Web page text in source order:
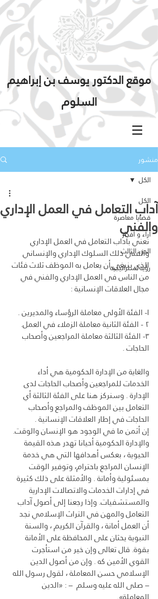
موقع الدكتور يوسف بن إبراهيم
السلوم
منشور
الكل
قضايا معاصرة
آراء و أفكار
الجزء الثالث
رؤية استراتيجية
الكل
آداب التعامل في العمل الإداري
والفني
نعني بآداب التعامل في العمل الإداري
والفني ذلك السلوك الإداري والإنساني
الذي ينبغي أن يعامل به الموظف ثلاث فئات
من الناس في العمل الإداري والفني في
مجال العلاقات الإنسانية :
ا- الفئة الأولى معاملة الرؤساء والمديرين .
۲ - الفئة الثانية معاملة الزملاء في العمل.
٣- الفئة الثالثة معاملة المراجعين وأصحاب
الحاجات .
والغاية من الإدارة الحكومية هي أداء
الخدمات للمراجعين وأصحاب الحاجات لدى
الإدارة . وسنركز هنا على الفئة الثالثة أي
التعامل بين الموظف والمراجع وأصحاب
الحاجات في إطار العلاقات الإنسانية .
إن أثمن ما في الوجود هو الإنسان والوقت.
والإدارة الحكومية أحيانا تهدر هذه القيمة
الحيوية ، بعكس أهدافها التي هي خدمة
الإنسان المراجع باحترام، وتوفير الوقت
بمسئولية وأمانة . والأمثلة على ذلك كثيرة
في إدارات الخدمات والاتصالات الإدارية
والمستشفيات. وإذا رجعنا إلى أصول آداب
التعامل والمهن في التراث الإسلامي نجد
أن العمل أمانة ، والقرآن الكريم ، والسنة
النبوية يحثان على المحافظة على الأمانة
بقوة. قال تعالى وإن خير من استأجرت
القوي الأمين که . وإن من أصول الدين
الإسلامي حسن المعاملة ، لقول رسول الله
– صلى الله عليه وسلم  – : «الدين